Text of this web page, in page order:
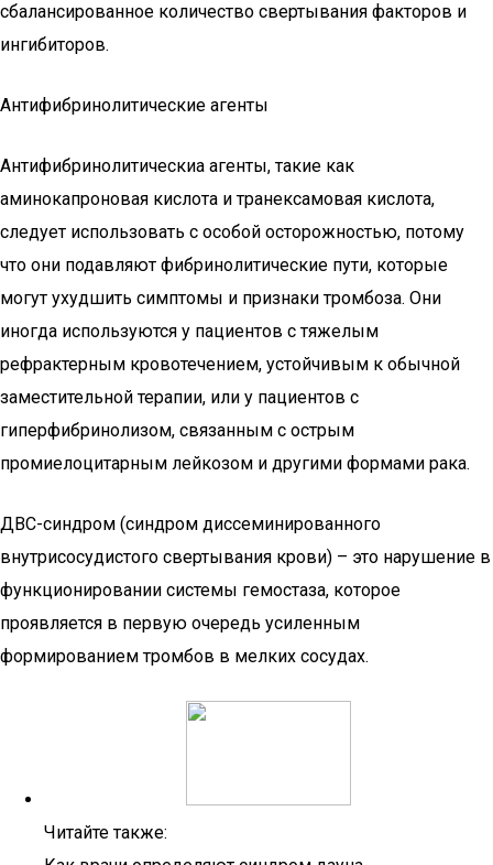
сбалансированное количество свертывания факторов и
ингибиторов.
Антифибринолитические агенты
Антифибринолитическиа агенты, такие как
аминокапроновая кислота и транексамовая кислота,
следует использовать с особой осторожностью, потому
что они подавляют фибринолитические пути, которые
могут ухудшить симптомы и признаки тромбоза. Они
иногда используются у пациентов с тяжелым
рефрактерным кровотечением, устойчивым к обычной
заместительной терапии, или у пациентов с
гиперфибринолизом, связанным с острым
промиелоцитарным лейкозом и другими формами рака.
ДВС-синдром (синдром диссеминированного
внутрисосудистого свертывания крови) – это нарушение в
функционировании системы гемостаза, которое
проявляется в первую очередь усиленным
формированием тромбов в мелких сосудах.
Читайте также: